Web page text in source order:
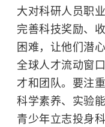
大对科研人员职
完善科技奖励、
困难，让他们潜
全球人才流动窗
才和团队。要注
科学素养、实验
青少年立志投身